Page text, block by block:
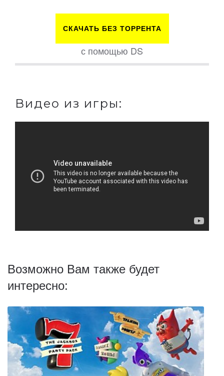
СКАЧАТЬ БЕЗ ТОРРЕНТА
с помощью DS
Видео из игры:
Возможно Вам также будет
интересно: